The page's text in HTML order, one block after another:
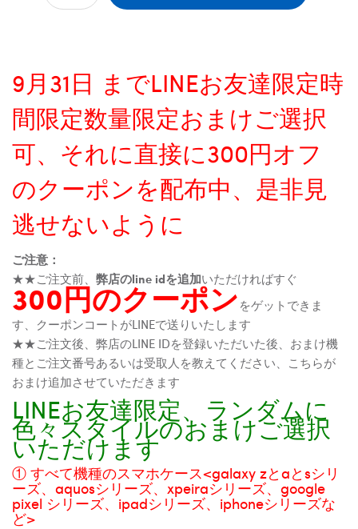
9月31日 までLINEお友達限定時
間限定数量限定おまけご選択
可、それに直接に300円オフ
のクーポンを配布中、是非見
逃せないように
ご注意：
★★ご注文前、 弊店のline idを追加いただければすぐ
300円のクーポンをゲットできま
す、クーポンコートがLINEで送りいたします
★★ご注文後、弊店のLINE IDを登録いただいた後、おまけ機
種とご注文番号あるいは受取人を教えてください、こちらが
おまけ追加させていただきます
LINEお友達限定、ランダムに
色々スタイルのおまけご選択
いただけます
① すべて機種のスマホケース<galaxy zとaとsシリ
ーズ、aquosシリーズ、xpeiraシリーズ、google
pixel シリーズ、ipadシリーズ、iphoneシリーズな
ど>